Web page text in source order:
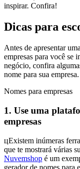
inspirar. Confira!
Dicas para
Antes de apresentar
empresas para você se
negócio, confira
nome para sua empresa.
Nomes para empresas
1. Use uma
empresas
цExistem inúmeras
que te mostrará várias
Nuvemshop é um
gerador de nomes para